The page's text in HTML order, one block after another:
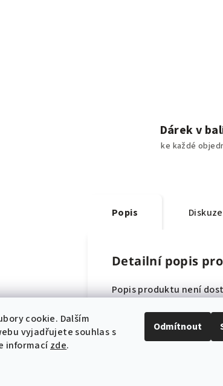
cookie. Dalším
vyjadřujete souhlas s
informacízde.
Odmítnout
Dárek v
ke každé
Popis Diskuze
Detailní popis
Popis produktu není